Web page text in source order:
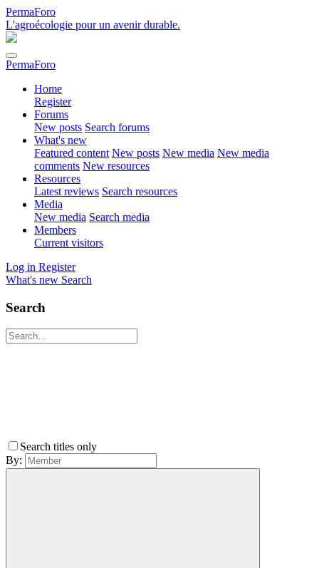
PermaForo
L'agroécologie pour un avenir durable.
PermaForo
Home
Register
Forums
New posts Search forums
What's new
Featured content New posts New media New media
comments New resources
Resources
Latest reviews Search resources
Media
New media Search media
Members
Current visitors
Log in Register
What's new Search
Search
Search titles only
By: